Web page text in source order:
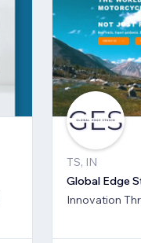
TS, IN
Global Edge
Innovation